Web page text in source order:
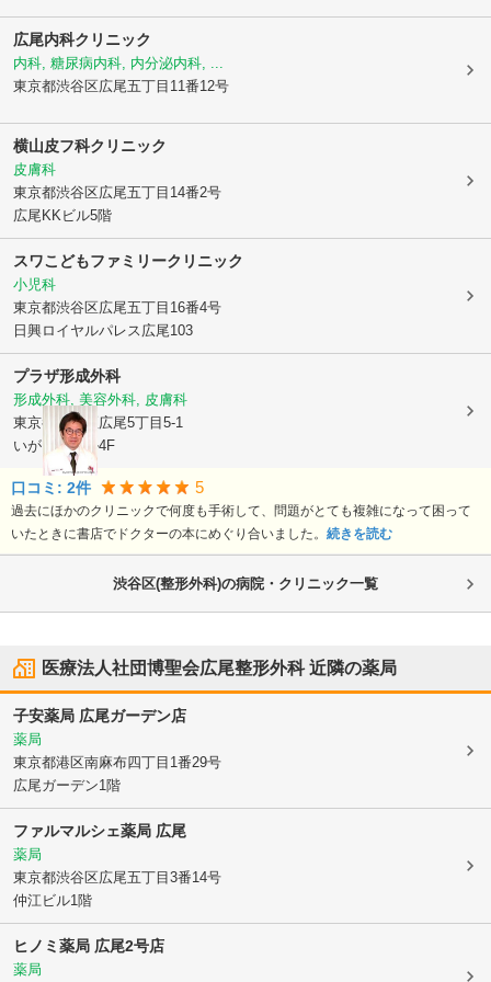
広尾内科クリニック
内科, 糖尿病内科, 内分泌内科, ...
東京都渋谷区広尾五丁目11番12号
横山皮フ科クリニック
皮膚科
東京都渋谷区広尾五丁目14番2号
広尾KKビル5階
スワこどもファミリークリニック
小児科
東京都渋谷区広尾五丁目16番4号
日興ロイヤルパレス広尾103
プラザ形成外科
形成外科, 美容外科, 皮膚科
東京都渋谷区 広尾5丁目5-1
いがらしビル4F
口コミ: 2件 5
過去にほかのクリニックで何度も手術して、問題がとても複雑になって困って
いたときに書店でドクターの本にめぐり合いました。 続きを読む
渋谷区(整形外科)の病院・クリニック一覧
医療法人社団博聖会広尾整形外科近隣の薬局
子安薬局 広尾ガーデン店
薬局
東京都港区南麻布四丁目1番29号
広尾ガーデン1階
ファルマルシェ薬局 広尾
薬局
東京都渋谷区広尾五丁目3番14号
仲江ビル1階
ヒノミ薬局 広尾2号店
薬局